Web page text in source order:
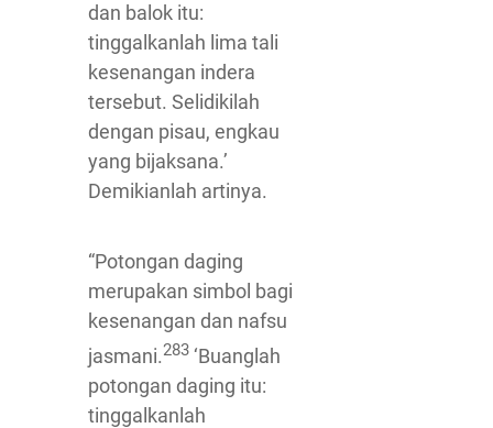
dan balok itu:
tinggalkanlah lima tali
kesenangan indera
tersebut. Selidikilah
dengan pisau, engkau
yang bijaksana.’
Demikianlah artinya.
“Potongan daging
merupakan simbol bagi
kesenangan dan nafsu
jasmani.283 ‘Buanglah
potongan daging itu:
tinggalkanlah